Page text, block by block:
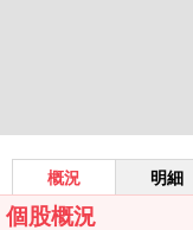
概況 明細
個股概況